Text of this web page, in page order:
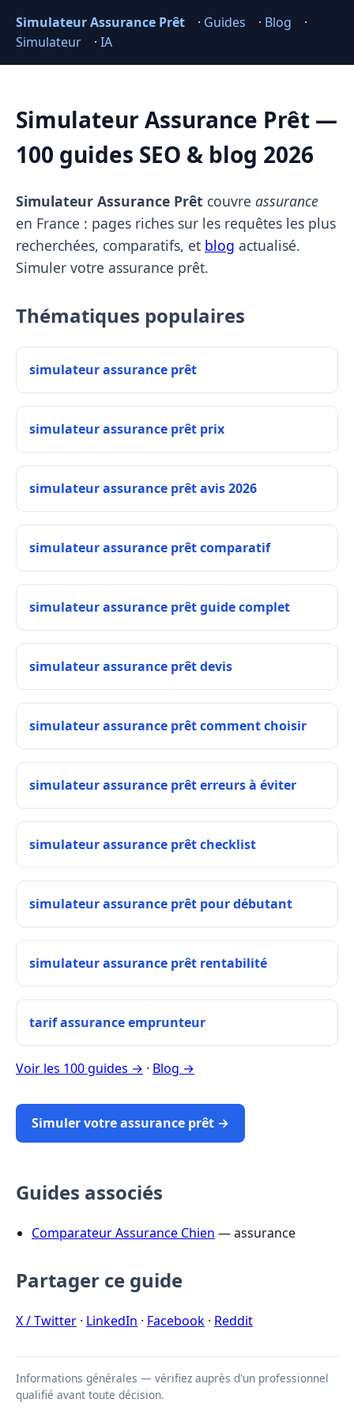
Simulateur Assurance Prêt · Guides · Blog
·
Simulateur
· IA
Simulateur Assurance Prêt —
100 guides SEO & blog 2026
Simulateur Assurance Prêt couvre assurance
en France : pages riches sur les requêtes les plus
recherchées, comparatifs, et blog actualisé.
Simuler votre assurance prêt.
Thématiques populaires
simulateur assurance prêt
simulateur assurance prêt prix
simulateur assurance prêt avis 2026
simulateur assurance prêt comparatif
simulateur assurance prêt guide complet
simulateur assurance prêt devis
simulateur assurance prêt comment choisir
simulateur assurance prêt erreurs à éviter
simulateur assurance prêt checklist
simulateur assurance prêt pour débutant
simulateur assurance prêt rentabilité
tarif assurance emprunteur
Voir les 100 guides → · Blog →
Simuler votre assurance prêt →
Guides associés
Comparateur Assurance Chien — assurance
Partager ce guide
X / Twitter · LinkedIn · Facebook · Reddit
Informations générales — vérifiez auprès d'un professionnel
qualifié avant toute décision.